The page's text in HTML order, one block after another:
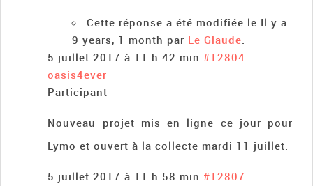
Cette réponse a été modifiée le Il y a
9 years, 1 month par Le Glaude.
5 juillet 2017 à 11 h 42 min #12804
oasis4ever
Participant
Nouveau projet mis en ligne ce jour pour
Lymo et ouvert à la collecte mardi 11 juillet.
5 juillet 2017 à 11 h 58 min #12807